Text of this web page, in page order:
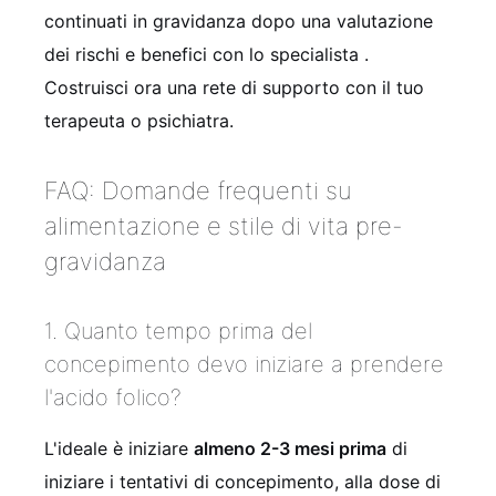
continuati in gravidanza dopo una valutazione
dei rischi e benefici con lo specialista .
Costruisci ora una rete di supporto con il tuo
terapeuta o psichiatra.
FAQ: Domande frequenti su
alimentazione e stile di vita pre-
gravidanza
1. Quanto tempo prima del
concepimento devo iniziare a prendere
l'acido folico?
L'ideale è iniziare almeno 2-3 mesi prima di
iniziare i tentativi di concepimento, alla dose di